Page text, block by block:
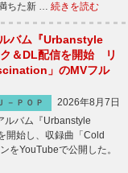
ちた新 … 続きを読む
バム『Urbanstyle
＆DL配信を開始 リ
」のMVフル
Ｊ－ＰＯＰ
2026年8月7日
バム『Urbanstyle
開始し、収録曲「Cold
をYouTubeで公開した。